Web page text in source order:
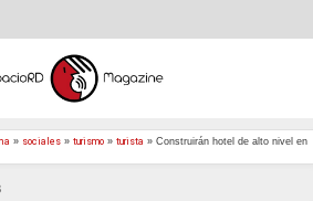
» sociales » turismo » turista » Construirán hotel de alto nivel en